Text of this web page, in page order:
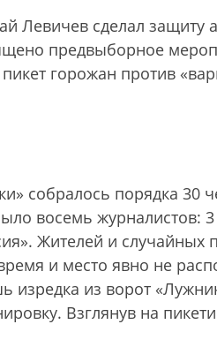
Левичев сделал защиту
предвыборное
горожан против
собралось порядка 30
восемь журналистов:
Жителей и случайных
и место явно не
изредка из ворот
Взглянув на